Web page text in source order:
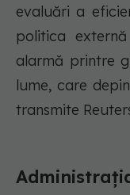
evaluări a
politica
alarmă printre
lume, care
transmite